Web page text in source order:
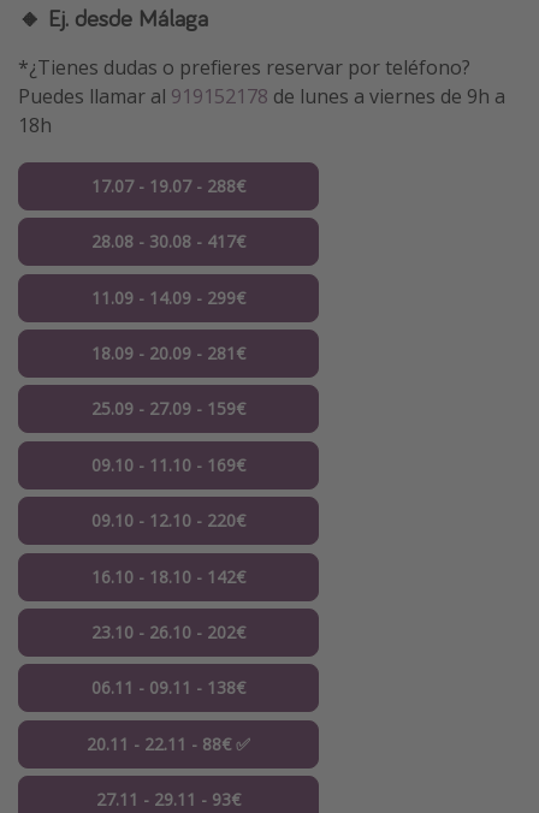
🔸 Ej. desde Málaga
*¿Tienes dudas o prefieres reservar por teléfono?
Puedes llamar al 919152178 de lunes a viernes de 9h a
18h
17.07 - 19.07 - 288€
28.08 - 30.08 - 417€
11.09 - 14.09 - 299€
18.09 - 20.09 - 281€
25.09 - 27.09 - 159€
09.10 - 11.10 - 169€
09.10 - 12.10 - 220€
16.10 - 18.10 - 142€
23.10 - 26.10 - 202€
06.11 - 09.11 - 138€
20.11 - 22.11 - 88€ ✅
27.11 - 29.11 - 93€